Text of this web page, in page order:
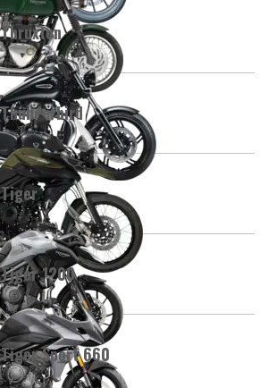
Thruxton
Thunderbird
Tiger
Tiger 1200
Tiger Sport 660